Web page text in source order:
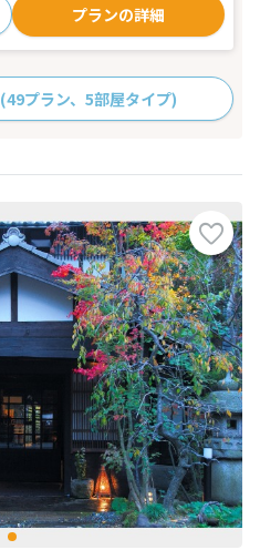
プランの詳細
(49プラン、5部屋タイプ)